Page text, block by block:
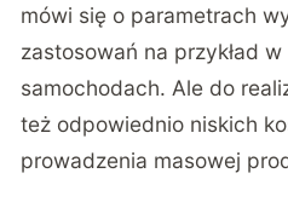
mówi się o parametrach
zastosowań na przykład
samochodach. Ale do
też odpowiednio niskich
prowadzenia masowej